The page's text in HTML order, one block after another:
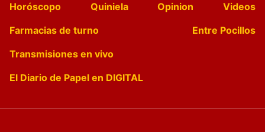
Horóscopo
Quiniela Opinion
Videos
Farmacias de turno
Entre Pocillos
Transmisiones en vivo
El Diario de Papel en DIGITAL